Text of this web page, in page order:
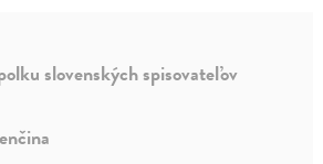
slovenských spisovateľov